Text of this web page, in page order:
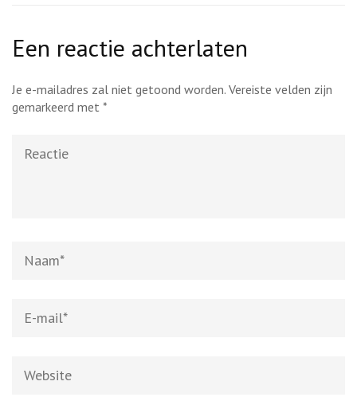
Een reactie achterlaten
Je e-mailadres zal niet getoond worden. Vereiste velden zijn
gemarkeerd met *
mail*